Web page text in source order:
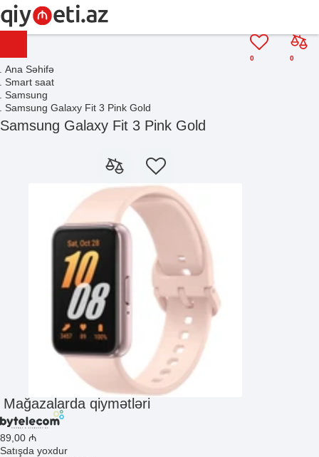
0
0
Ana Səhifə
Smart saat
Samsung
Samsung Galaxy Fit 3 Pink Gold
Samsung Galaxy Fit 3 Pink Gold
Mağazalarda qiymətləri
89 ,00 ₼
Satışda yoxdur